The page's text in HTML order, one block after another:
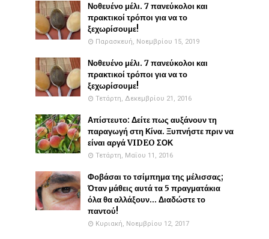
Νοθευένο μέλι. 7 πανεύκολοι και
πρακτικοί τρόποι για να το
ξεχωρίσουμε!
Παρασκευή, Νοεμβρίου 15, 2019
Νοθευένο μέλι. 7 πανεύκολοι και
πρακτικοί τρόποι για να το
ξεχωρίσουμε!
Τετάρτη, Δεκεμβρίου 21, 2016
Απίστευτο: Δείτε πως αυξάνουν τη
παραγωγή στη Κίνα. Ξυπνήστε πριν να
είναι αργά VIDEO ΣΟΚ
Τετάρτη, Μαΐου 11, 2016
Φοβάσαι το τσίμπημα της μέλισσας;
Όταν μάθεις αυτά τα 5 πραγματάκια
όλα θα αλλάξουν... Διαδώστε το
παντού!
Κυριακή, Νοεμβρίου 12, 2017